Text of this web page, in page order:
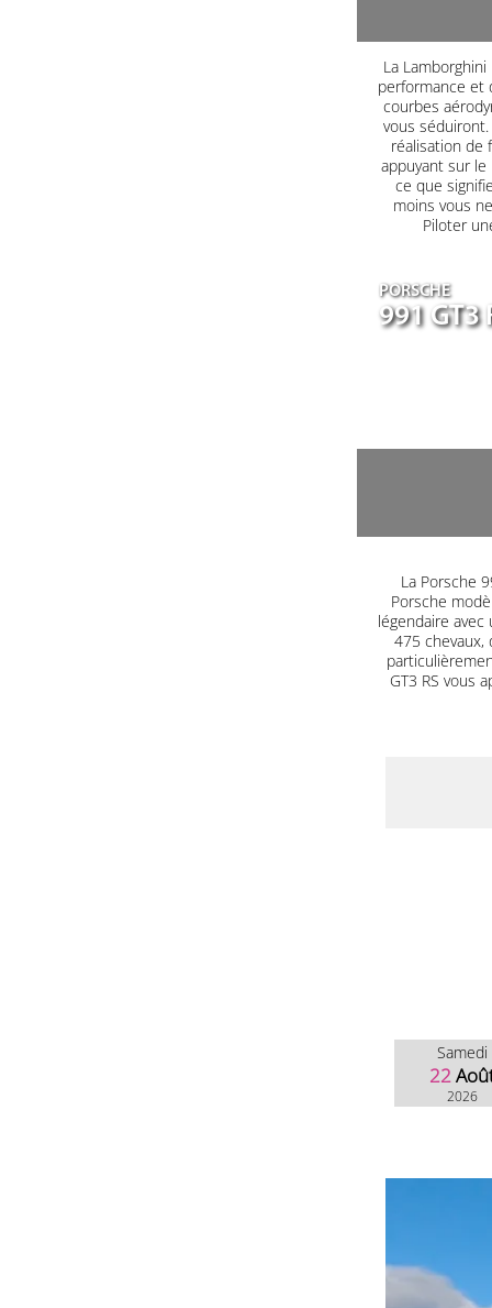
La
performance et
courbes
vous
réalisation de
appuyant sur le
ce que
moins vous
Piloter
PORSCHE
991 GT3
La Porsche
Porsche
légendaire
475
GT3 RS vous
Samedi
22
2026